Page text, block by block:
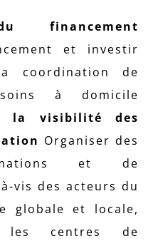
financement
et investir
coordination de
à domicile
la visibilité des
Organiser des
et de
vis des acteurs du
globale et locale,
les centres de